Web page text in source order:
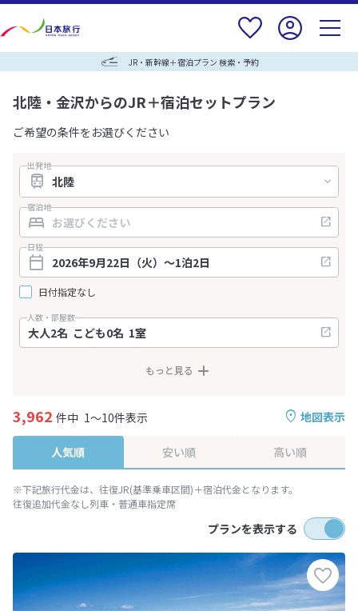
JR・新幹線＋宿泊プラン 検索・予約
北陸・金沢からのJR＋宿泊セットプラン
ご希望の条件をお選びください
出発地
宿泊地
日程
日付指定なし
人数・部屋数
もっと見る
地図表示
3,962 件中 1～10件表示
人気順 安い順 高い順
※下記旅行代金は、往復JR(基準乗車区間)＋宿泊代金となります。
往復追加代金なし列車・普通車指定席
プランを表示する